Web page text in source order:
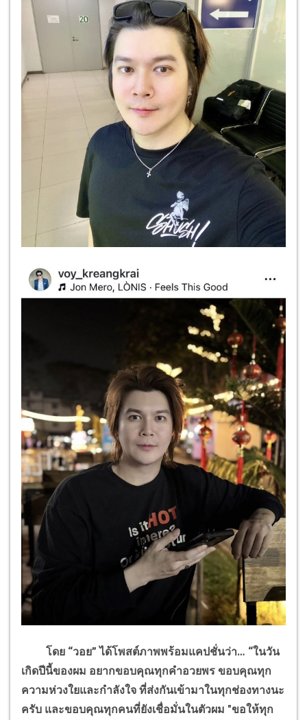
โดย “วอย” ได้โพสต์ภาพพร้อมแคปชั่นว่า… “ในวัน
เกิดปีนี้ของผม อยากขอบคุณทุกคำอวยพร ขอบคุณทุก
ความห่วงใยและกำลังใจ ที่ส่งกันเข้ามาในทุกช่องทางนะ
ครับ และขอบคุณทุกคนที่ยังเชื่อมั่นในตัวผม "ขอให้ทุก